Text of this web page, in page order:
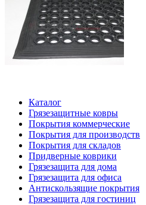
Каталог
Грязезащитные ковры
Покрытия коммерческие
Покрытия для производств
Покрытия для складов
Придверные коврики
Грязезащита для дома
Грязезащита для офиса
Антискользящие покрытия
Грязезащита для гостиниц